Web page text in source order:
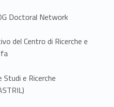
Doctoral Network
del Centro di Ricerche e
e Ricerche